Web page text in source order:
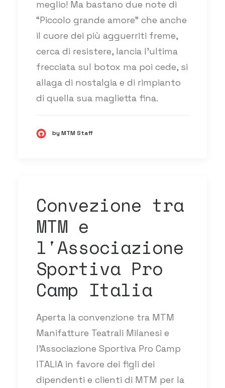
meglio! Ma bastano due note di
“Piccolo grande amore” che anche
il cuore dei più agguerriti freme,
cerca di resistere, lancia l’ultima
frecciata sul botox ma poi cede, si
allaga di nostalgia e di rimpianto
di quella sua maglietta fina.
by MTM Staff
Convezione tra
MTM e
l'Associazione
Sportiva Pro
Camp Italia
Aperta la convenzione tra MTM
Manifatture Teatrali Milanesi e
l’Associazione Sportiva Pro Camp
ITALIA in favore dei figli dei
dipendenti e clienti di MTM per la